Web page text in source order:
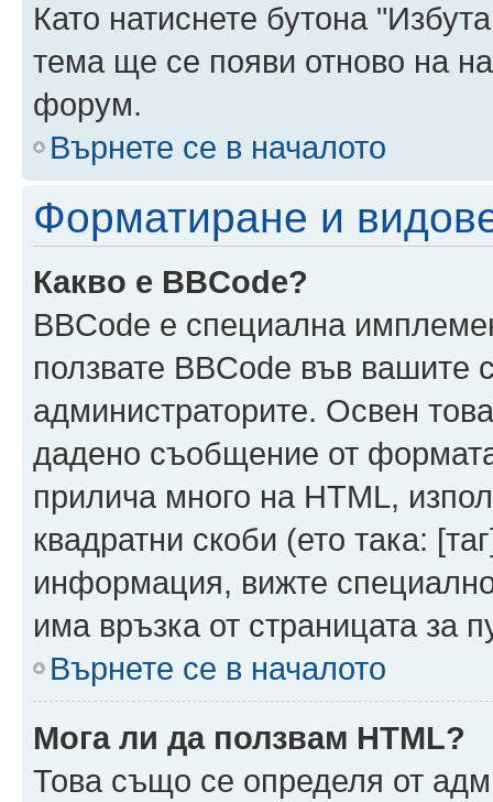
Като натиснете бутона
тема ще се появи отново на
форум.
Върнете се в началото
Форматиране и
Какво е BBCode?
BBCode е специална
ползвате BBCode във
администраторите. Освен
дадено съобщение от
прилича много на HTML,
квадратни скоби (ето така:
информация, вижте
има връзка от страницата за
Върнете се в началото
Мога ли да ползвам HTML?
Това също се определя от